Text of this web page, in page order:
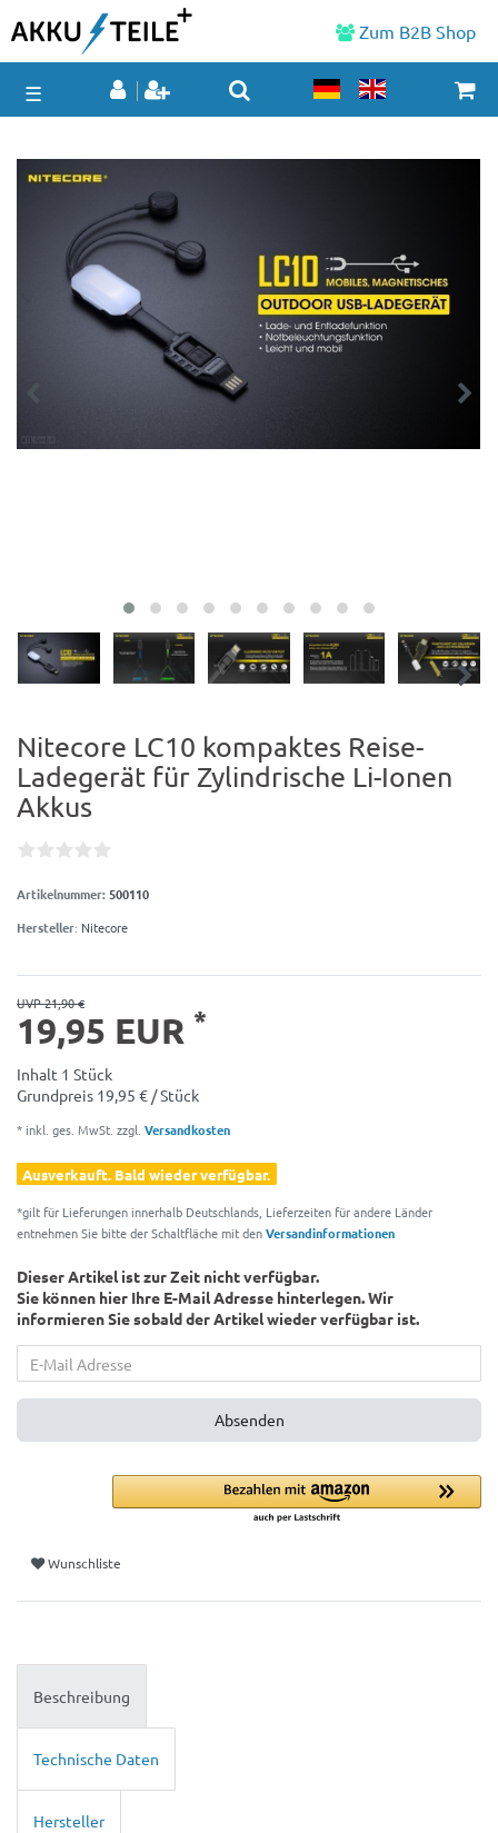
Zum B2B Shop
☰
Nitecore LC10 kompaktes Reise-
Ladegerät für Zylindrische Li-Ionen
Akkus
Artikelnummer: 500110
Hersteller: Nitecore
UVP 21,90 €
19,95 EUR *
Inhalt 1 Stück
Grundpreis 19,95 € / Stück
* inkl. ges. MwSt. zzgl. Versandkosten
Ausverkauft. Bald wieder verfügbar.
*gilt für Lieferungen innerhalb Deutschlands, Lieferzeiten für andere Länder
entnehmen Sie bitte der Schaltfläche mit denVersandinformationen
Dieser Artikel ist zur Zeit nicht verfügbar.
Sie können hier Ihre E-Mail Adresse hinterlegen. Wir
informieren Sie sobald der Artikel wieder verfügbar ist.
Absenden
Wunschliste
Beschreibung
Technische Daten
Hersteller